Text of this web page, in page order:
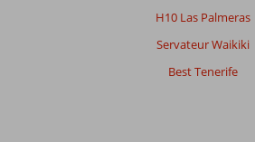
H10 Las Palmeras
Servateur Waikiki
Best Tenerife